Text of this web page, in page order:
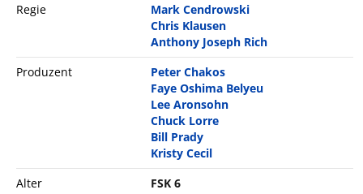
Regie
Mark Cendrowski
Chris Klausen
Anthony Joseph Rich
Produzent
Peter Chakos
Faye Oshima Belyeu
Lee Aronsohn
Chuck Lorre
Bill Prady
Kristy Cecil
Alter
FSK 6